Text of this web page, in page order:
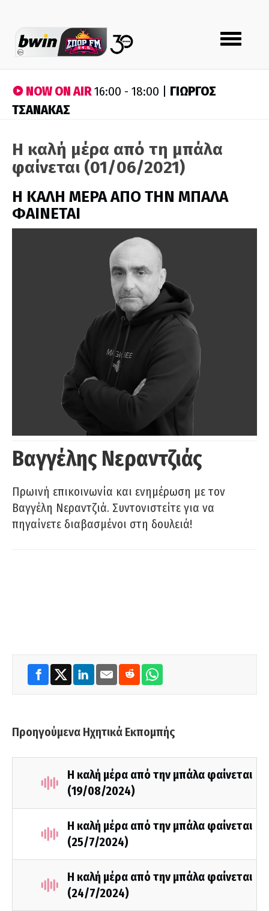
Toggle
navigation
NOW ON AIR16:00 - 18:00 | ΓΙΩΡΓΟΣ
ΤΣΑΝΑΚΑΣ
Η καλή μέρα από τη μπάλα
φαίνεται (01/06/2021)
H ΚΑΛΗ ΜΕΡΑ ΑΠΟ ΤΗΝ ΜΠΑΛΑ
ΦΑΙΝΕΤΑΙ
Βαγγέλης Νεραντζιάς
Πρωινή επικοινωνία και ενημέρωση με τον
Βαγγέλη Νεραντζιά. Συντονιστείτε για να
πηγαίνετε διαβασμένοι στη δουλειά!
Προηγούμενα Ηχητικά Εκπομπής
Η καλή μέρα από την μπάλα φαίνεται
(19/08/2024)
Η καλή μέρα από την μπάλα φαίνεται
(25/7/2024)
Η καλή μέρα από την μπάλα φαίνεται
(24/7/2024)